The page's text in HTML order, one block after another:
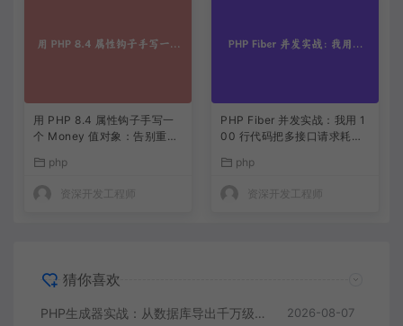
用 PHP 8.4 属性钩子手写一
个 Money 值对象：告别重复
php
资深开发工程师
PHP Fiber 并发实战：我用 1
00 行代码把多接口请求耗时
php
资深开发工程师
猜你喜欢
PHP生成器实战：从数据库导出千万级CSV内存零压力 2026-08-07